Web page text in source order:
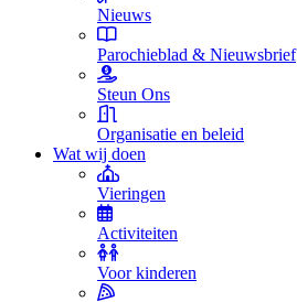
Nieuws
Parochieblad & Nieuwsbrief
Steun Ons
Organisatie en beleid
Wat wij doen
Vieringen
Activiteiten
Voor kinderen